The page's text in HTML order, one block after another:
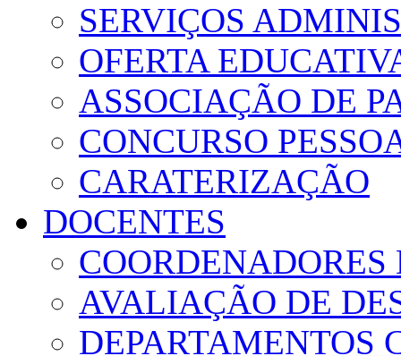
SERVIÇOS
OFERTA
ASSOCIAÇÃO DE
CONCURSO
CARATERIZAÇÃO
DOCENTES
AVALIAÇÃO DE
DEPARTAMENTOS